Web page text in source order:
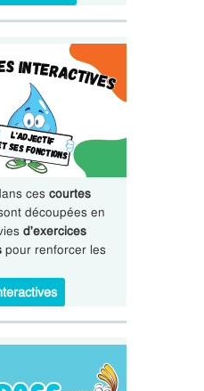
ces courtes
découpées en
d'exercices
pour renforcer les